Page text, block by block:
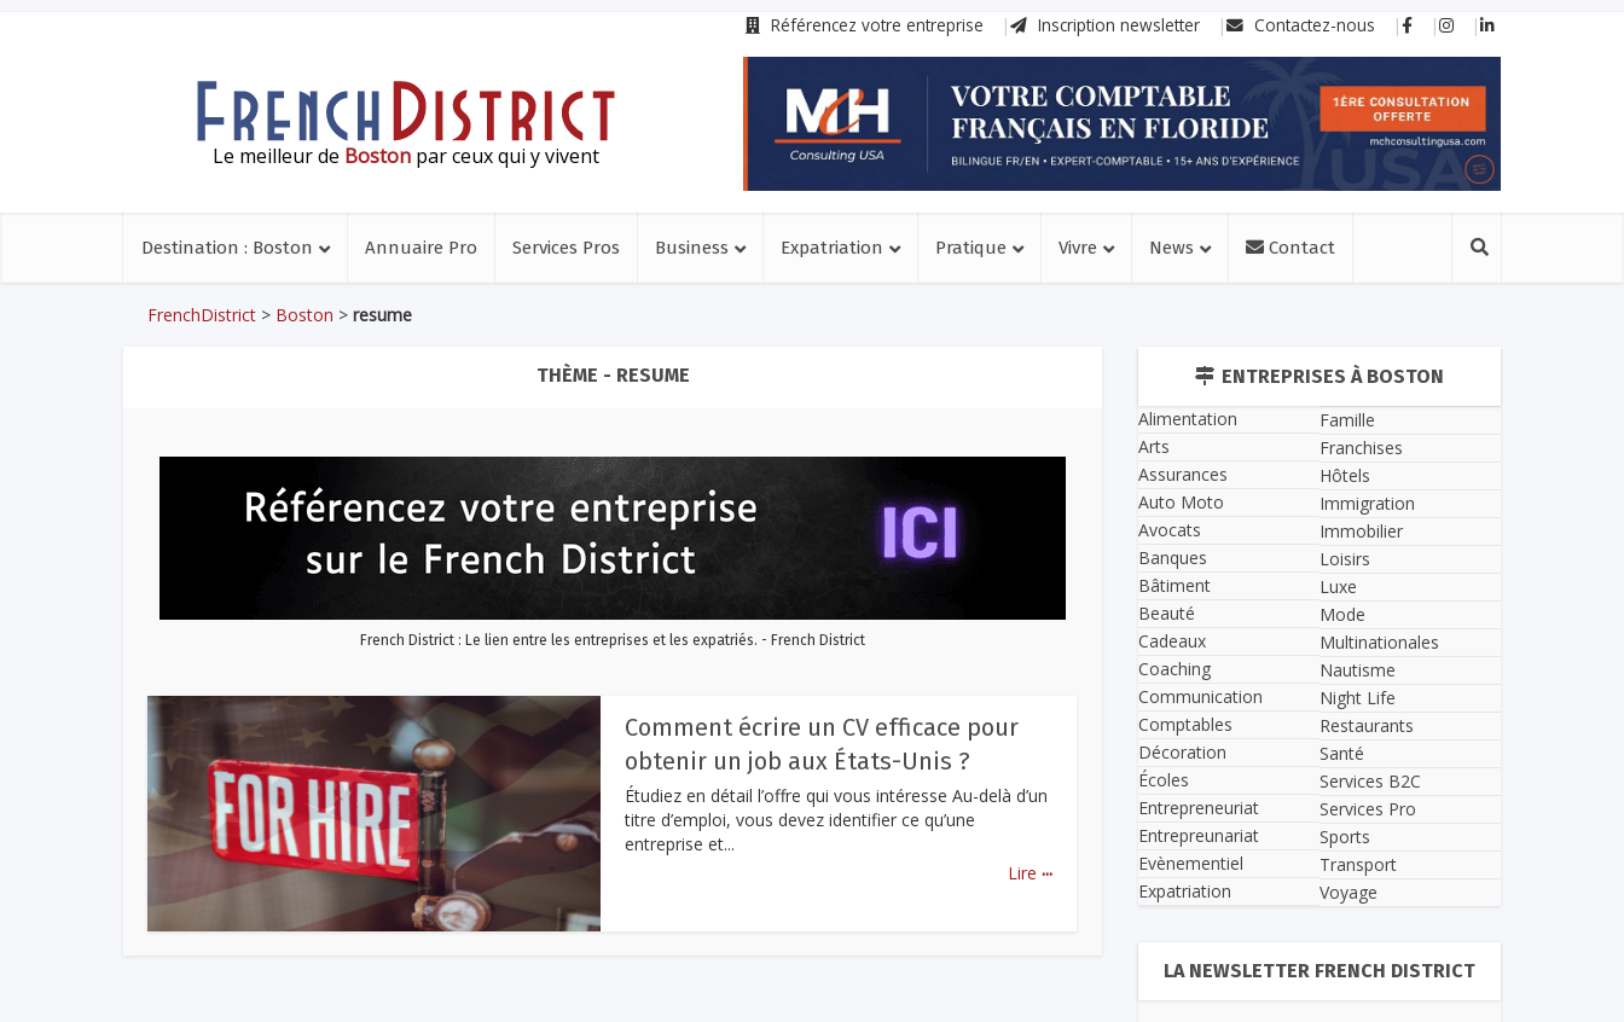
Référencez votre entreprise Inscription newsletter Contactez-nous
Le meilleur de Boston par ceux qui y vivent
Destination : Boston Annuaire Pro Services Pros Business Expatriation Pratique Vivre News Contact
FrenchDistrict > Boston > resume
THÈME - RESUME
French District : Le lien entre les entreprises et les expatriés. - French District
Comment écrire un CV efficace pour
obtenir un job aux États-Unis ?
Étudiez en détail l’offre qui vous intéresse Au-delà d’un
titre d’emploi, vous devez identifier ce qu’une
entreprise et...
Lire ...
ENTREPRISES À BOSTON
Alimentation
Arts
Assurances
Auto Moto
Avocats
Banques
Bâtiment
Beauté
Cadeaux
Coaching
Communication
Comptables
Décoration
Écoles
Entrepreneuriat
Entrepreunariat
Evènementiel
Expatriation
Famille
Franchises
Hôtels
Immigration
Immobilier
Loisirs
Luxe
Mode
Multinationales
Nautisme
Night Life
Restaurants
Santé
Services B2C
Services Pro
Sports
Transport
Voyage
LA NEWSLETTER FRENCH DISTRICT